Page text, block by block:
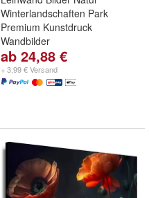
Winterlandschaften Park
Premium Kunstdruck
Wandbilder
ab 24,88 €
+ 3,99 € Versand